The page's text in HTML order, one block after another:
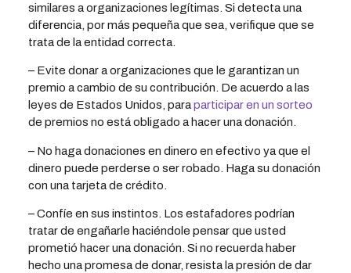
similares a organizaciones legítimas. Si detecta una
diferencia, por más pequeña que sea, verifique que se
trata de la entidad correcta.
– Evite donar a organizaciones que le garantizan un
premio a cambio de su contribución. De acuerdo a las
leyes de Estados Unidos, paraparticipar en un sorteo
de premios no está obligado a hacer una donación.
– No haga donaciones en dinero en efectivo ya que el
dinero puede perderse o ser robado. Haga su donación
con una tarjeta de crédito.
– Confíe en sus instintos. Los estafadores podrían
tratar de engañarle haciéndole pensar que usted
prometió hacer una donación. Si no recuerda haber
hecho una promesa de donar, resista la presión de dar